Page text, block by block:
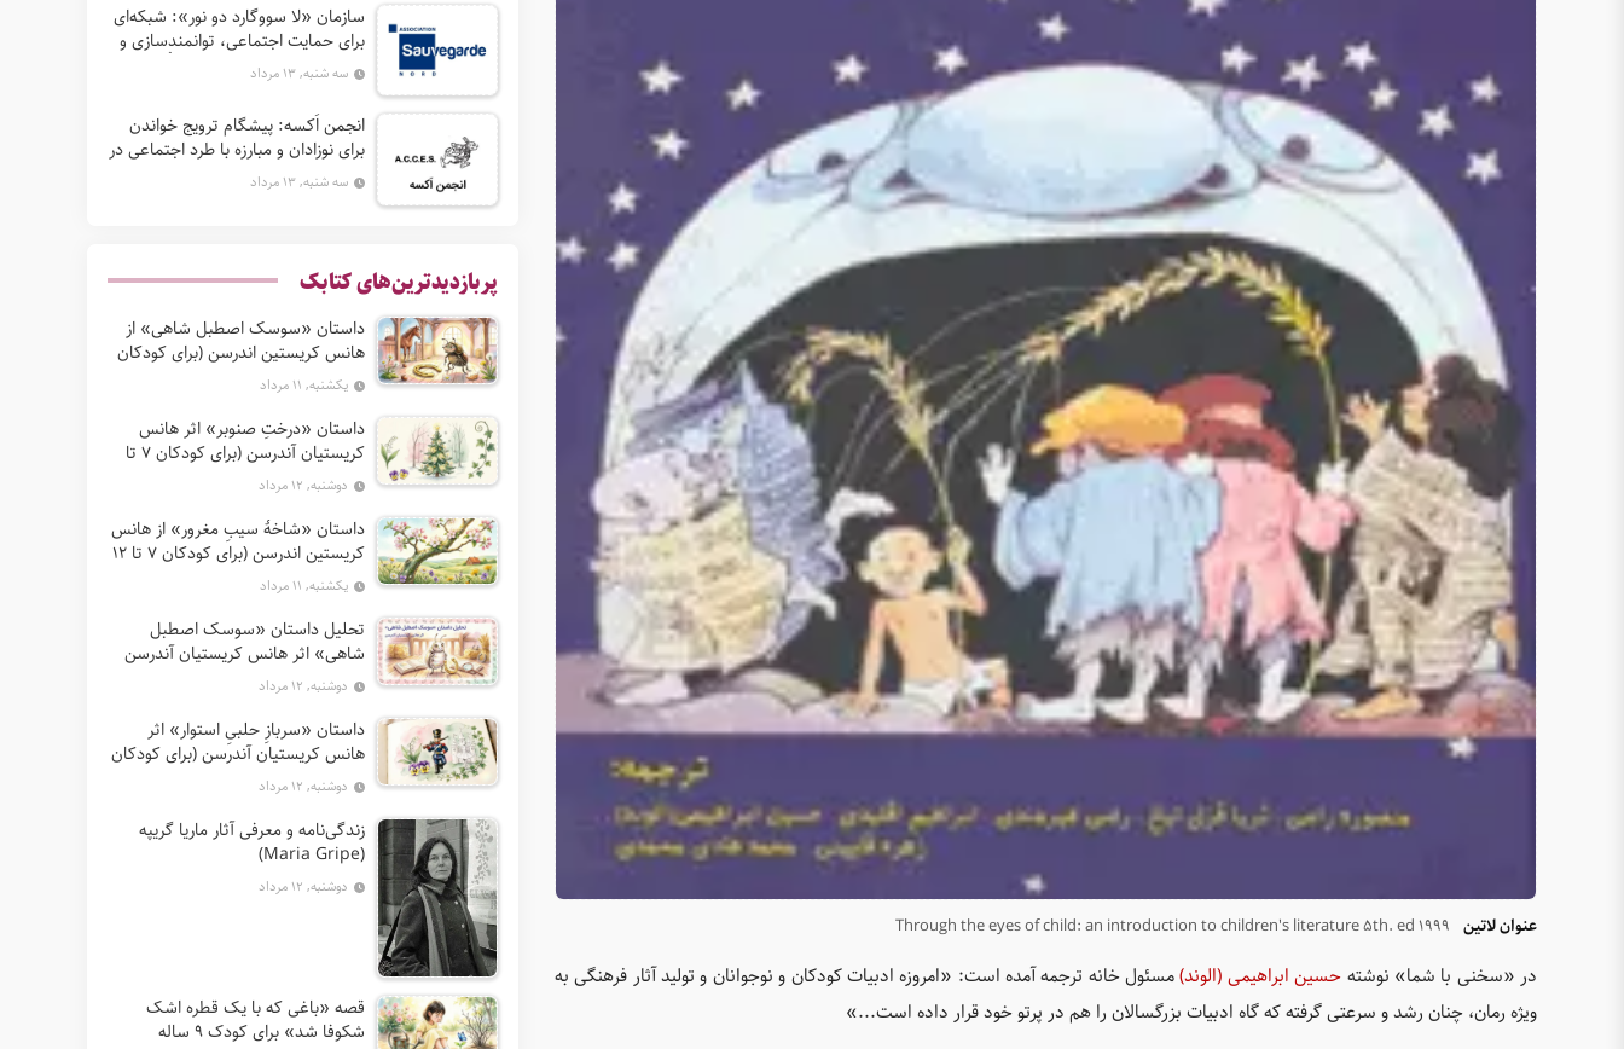
عنوان لاتین Through the eyes of child: an introduction to children's literature 5th. ed 1999‬‮‬‭
در «سخنی با شما» نوشتهحسین ابراهیمی (الوند)مسئول خانه ترجمه آمده است: «امروزه ادبیات کودکان و نوجوانان و تولید آثار فرهنگی به
ویژه رمان، چنان رشد و سرعتی گرفته که گاه ادبیات بزرگسالان را هم در پرتو خود قرار داده است...»
سازمان «لا سووگارد دو نور»: شبکه‌ای
برای حمایت اجتماعی، توانمندسازی و
ترویج فرهنگ (آ. د. اِن. اِس. اُ. آ سابق)
سه شنبه, ۱۳ مرداد
انجمن اَکسه: پیشگام ترویج خواندن
برای نوزادان و مبارزه با طرد اجتماعی در
فرانسه
سه شنبه, ۱۳ مرداد
پربازدیدترین‌های کتابک
داستان «سوسک اصطبل شاهی» از
هانس کریستین اندرسن (برای کودکان
7 تا 12 سال) یکشنبه, ۱۱ مرداد
داستان «درختِ صنوبر» اثر هانس
کریستیان آندرسن (برای کودکان 7 تا
12 سال) دوشنبه, ۱۲ مرداد
داستان «شاخهٔ سیبِ مغرور» از هانس
کریستین اندرسن (برای کودکان 7 تا 12
سال)یکشنبه, ۱۱ مرداد
تحلیل داستان «سوسک اصطبل
شاهی» اثر هانس کریستیان آندرسن
دوشنبه, ۱۲ مرداد
داستان «سربازِ حلبیِ استوار» اثر
هانس کریستیان آندرسن (برای کودکان
7 تا 12 سال) دوشنبه, ۱۲ مرداد
زندگی‌نامه و معرفی آثار ماریا گریپه
(Maria Gripe)
دوشنبه, ۱۲ مرداد
قصه «باغی که با یک قطره اشک
شکوفا شد» برای کودک ۹ ساله